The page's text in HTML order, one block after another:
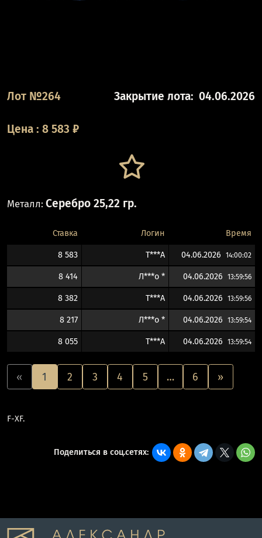
Лот №264 Закрытие лота: 04.06.2026
Цена : 8 583 ₽
Металл: Серебро 25,22 гр.
Ставка Логин Время
8 583 T***A 04.06.2026 14:00:02
8 414 Л***о * 04.06.2026 13:59:56
8 382 T***A 04.06.2026 13:59:56
8 217 Л***о * 04.06.2026 13:59:54
8 055 T***A 04.06.2026 13:59:54
« 1 2 3 4 5 … 6 »
F-XF.
Поделиться в соц.сетях: